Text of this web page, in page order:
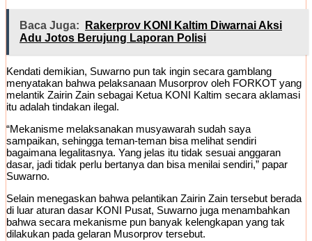
Baca Juga:
Rakerprov KONI Kaltim Diwarnai Aksi
Adu Jotos Berujung Laporan Polisi
Kendati demikian, Suwarno pun tak ingin secara gamblang
menyatakan bahwa pelaksanaan Musorprov oleh FORKOT yang
melantik Zairin Zain sebagai Ketua KONI Kaltim secara aklamasi
itu adalah tindakan ilegal.
“Mekanisme melaksanakan musyawarah sudah saya
sampaikan, sehingga teman-teman bisa melihat sendiri
bagaimana legalitasnya. Yang jelas itu tidak sesuai anggaran
dasar, jadi tidak perlu bertanya dan bisa menilai sendiri,” papar
Suwarno.
Selain menegaskan bahwa pelantikan Zairin Zain tersebut berada
di luar aturan dasar KONI Pusat, Suwarno juga menambahkan
bahwa secara mekanisme pun banyak kelengkapan yang tak
dilakukan pada gelaran Musorprov tersebut.